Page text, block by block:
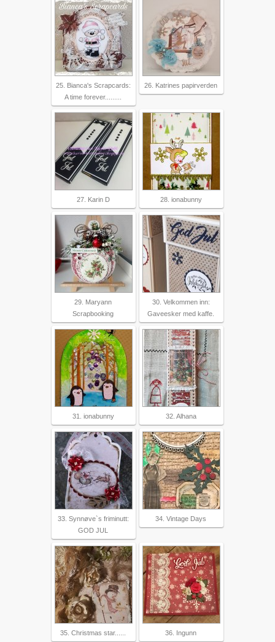
25. Bianca's Scrapcards:
A time forever.........
26. Katrines papirverden
27. Karin D 28. ionabunny
29. Maryann
Scrapbooking
30. Velkommen inn:
Gaveesker med kaffe.
31. ionabunny 32. Alhana
33. Synnøve`s friminutt:
GOD JUL
34. Vintage Days
35. Christmas star...... 36. Ingunn